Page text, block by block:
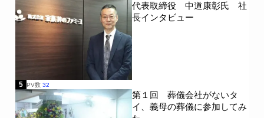
代表取締役 中道康彰氏 社
長インタビュー
5 PV数 32
第１回 葬儀会社がないタ
イ、義母の葬儀に参加してみ